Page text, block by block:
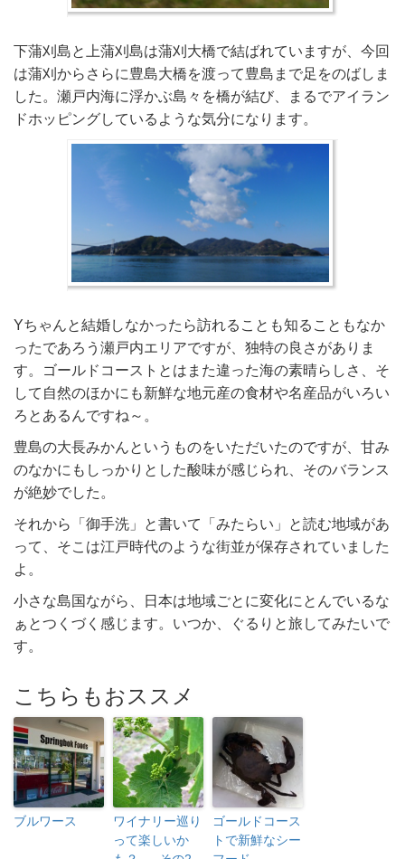
下蒲刈島と上蒲刈島は蒲刈大橋で結ばれていますが、今回
は蒲刈からさらに豊島大橋を渡って豊島まで足をのばしま
した。瀬戸内海に浮かぶ島々を橋が結び、まるでアイラン
ドホッピングしているような気分になります。
Yちゃんと結婚しなかったら訪れることも知ることもなか
ったであろう瀬戸内エリアですが、独特の良さがありま
す。ゴールドコーストとはまた違った海の素晴らしさ、そ
して自然のほかにも新鮮な地元産の食材や名産品がいろい
ろとあるんですね～。
豊島の大長みかんというものをいただいたのですが、甘み
のなかにもしっかりとした酸味が感じられ、そのバランス
が絶妙でした。
それから「御手洗」と書いて「みたらい」と読む地域があ
って、そこは江戸時代のような街並が保存されていました
よ。
小さな島国ながら、日本は地域ごとに変化にとんでいるな
ぁとつくづく感じます。いつか、ぐるりと旅してみたいで
す。
こちらもおススメ
ブルワース
ワイナリー巡り
って楽しいか
ゴールドコース
トで新鮮なシー